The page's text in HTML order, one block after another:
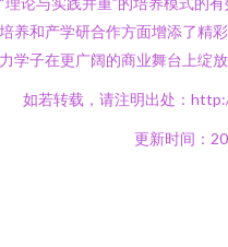
养和产学研合作方面增添了精
学子在更广阔的商业舞台上绽放
如若转载，请注明出处：
更新时间：